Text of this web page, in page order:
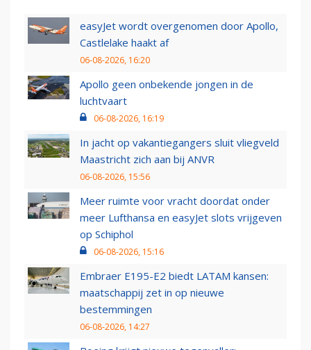
easyJet wordt overgenomen door Apollo,
Castlelake haakt af
06-08-2026, 16:20
Apollo geen onbekende jongen in de
luchtvaart
06-08-2026, 16:19
In jacht op vakantiegangers sluit vliegveld
Maastricht zich aan bij ANVR
06-08-2026, 15:56
Meer ruimte voor vracht doordat onder
meer Lufthansa en easyJet slots vrijgeven
op Schiphol
06-08-2026, 15:16
Embraer E195-E2 biedt LATAM kansen:
maatschappij zet in op nieuwe
bestemmingen
06-08-2026, 14:27